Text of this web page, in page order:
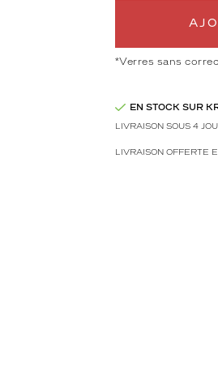
*Verres sans
EN STOCK SUR
LIVRAISON SOUS 4
LIVRAISON OFFERTE